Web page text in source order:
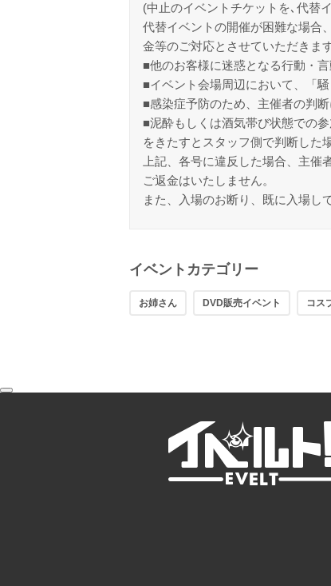
(中止のイベントチケットを､代替
代替イベントの開催が困難な場合
金等のご対応とさせていただきま
■他のお客様に迷惑となる行動・
■イベント会場周辺において、「
■感染症予防のため、主催者の判
■泥酔もしくは酒気帯び状態での
をきたすとスタッフ側で判断した
上記、各号に違反した場合、主
ご返金はいたしません。
また、入場のお断り、既に入場し
イベントカテゴリー
お姉さん DVD販売イベント コス